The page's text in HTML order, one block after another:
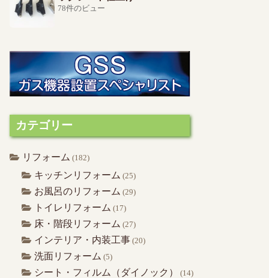
78件のビュー
カテゴリー
リフォーム (182)
キッチンリフォーム (25)
お風呂のリフォーム (29)
トイレリフォーム (17)
床・階段リフォーム (27)
インテリア・内装工事 (20)
洗面リフォーム (5)
シート・フィルム（ダイノック） (14)